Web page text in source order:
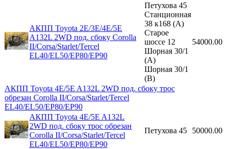
АКПП Toyota 2E/3E/4E/5E
A132L 2WD под. сбоку Corolla
II/Corsa/Starlet/Tercel
EL40/EL50/EP80/EP90
Петухова 45
Станционная
38 к168 (A)
Старое
шоссе 12
Шорная 30/1
(A)
Шорная 30/1
(B)
54000.00
АКПП Toyota 4E/5E A132L 2WD под. сбоку трос
обрезан Corolla II/Corsa/Starlet/Tercel
EL40/EL50/EP80/EP90
АКПП Toyota 4E/5E A132L
2WD под. сбоку трос обрезан
Corolla II/Corsa/Starlet/Tercel
EL40/EL50/EP80/EP90
Петухова 45 50000.00